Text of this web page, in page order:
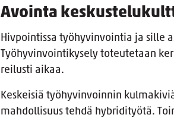
Avointa
Hivpointissa työhyvinvointia ja sille
Työhyvinvointikysely toteutetaan
reilusti aikaa.
Keskeisiä työhyvinvoinnin
mahdollisuus tehdä hybridityötä.